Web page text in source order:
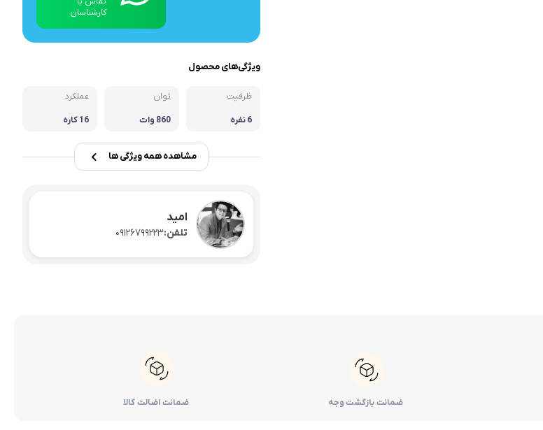
کارشناسان
ویژگی‌های محصول
ظرفیت
6 نفره
توان
860 وات
عملکرد
16 کاره
مشاهده همه ویژگی ها
امید
تلفن:09126799223
ضمانت بازگشت وجه ضمانت اضالت کالا